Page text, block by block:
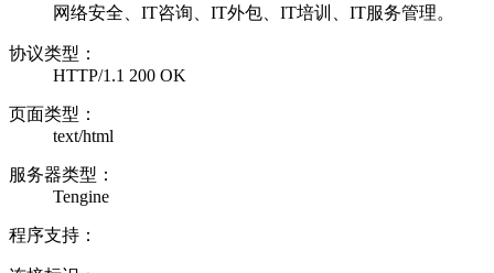
网络安全、IT咨询、IT外包、IT培训、IT服务管理。
协议类型：
HTTP/1.1 200 OK
页面类型：
text/html
服务器类型：
Tengine
程序支持：